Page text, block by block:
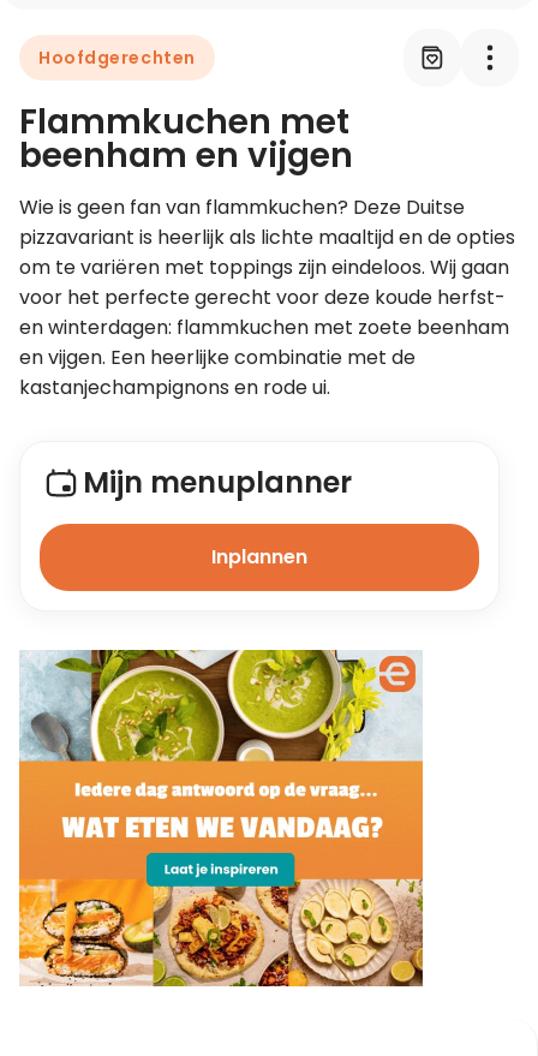
Leer koken als een chef
Kooktips & blogs
Hoofdgerechten
Flammkuchen met
beenham en vijgen
Wie is geen fan van flammkuchen? Deze Duitse
pizzavariant is heerlijk als lichte maaltijd en de opties
om te variëren met toppings zijn eindeloos. Wij gaan
voor het perfecte gerecht voor deze koude herfst-
en winterdagen: flammkuchen met zoete beenham
en vijgen. Een heerlijke combinatie met de
kastanjechampignons en rode ui.
Mijn menuplanner
Inplannen